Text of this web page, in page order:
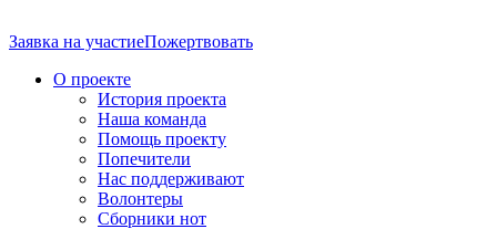
Заявка на участиеПожертвовать
О проекте
История проекта
Наша команда
Помощь проекту
Попечители
Нас поддерживают
Волонтеры
Сборники нот